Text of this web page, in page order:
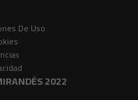
De Uso
2022